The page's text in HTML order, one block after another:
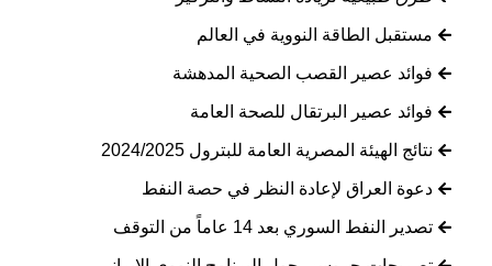
مستقبل الطاقة النووية في العالم
فوائد عصير القصب الصحية المدهشة
فوائد عصير البرتقال للصحة العامة
نتائج الهيئة المصرية العامة للبترول 2024/2025
دعوة العراق لإعادة النظر في حصة النفط
تصدير النفط السوري بعد 14 عاماً من التوقف